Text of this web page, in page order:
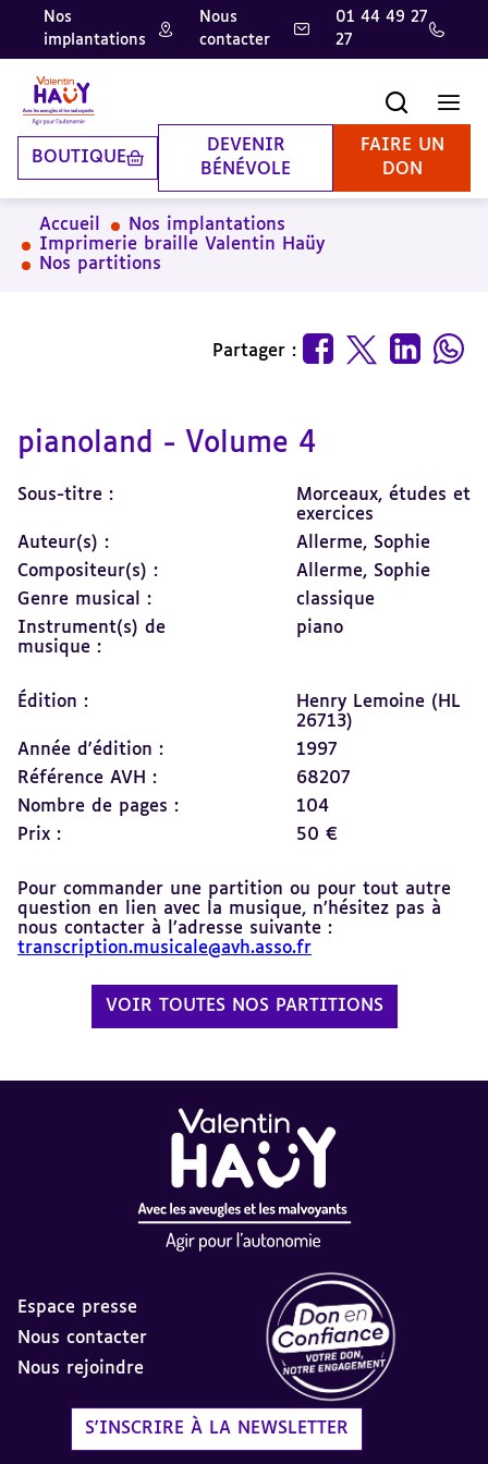
Aller
contenu
principal
Aller
pied
de
page
Aller
la
recherche
Nos
implantations
Nous
contacter
01 44 49 27
27
BOUTIQUE
DEVENIR
BÉNÉVOLE
FAIRE UN
DON
Accueil
Nos implantations
Imprimerie braille Valentin Haüy
Nos partitions
Partager :
pianoland - Volume 4
Sous-titre :
Morceaux, études et
exercices
Auteur(s) :
Allerme, Sophie
Compositeur(s) :
Allerme, Sophie
Genre musical :
classique
Instrument(s) de
musique :
piano
Édition :
Henry Lemoine (HL
26713)
Année d'édition :
1997
Référence AVH :
68207
Nombre de pages :
104
Prix :
50 €
Pour commander une partition ou pour tout autre
question en lien avec la musique, n’hésitez pas à
nous contacter à l’adresse suivante :
transcription.musicale@avh.asso.fr
VOIR TOUTES NOS PARTITIONS
Espace presse
Nous contacter
Nous rejoindre
S'INSCRIRE À LA NEWSLETTER